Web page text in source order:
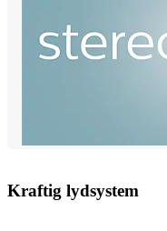
Kraftig lydsystem